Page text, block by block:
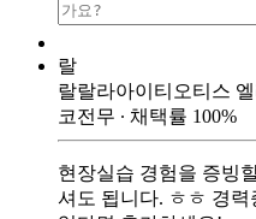
랄
랄랄라아이티 오티스
코전무 ∙ 채택률 100%
현장실습 경험을 증빙
셔도 됩니다. ㅎㅎ 경